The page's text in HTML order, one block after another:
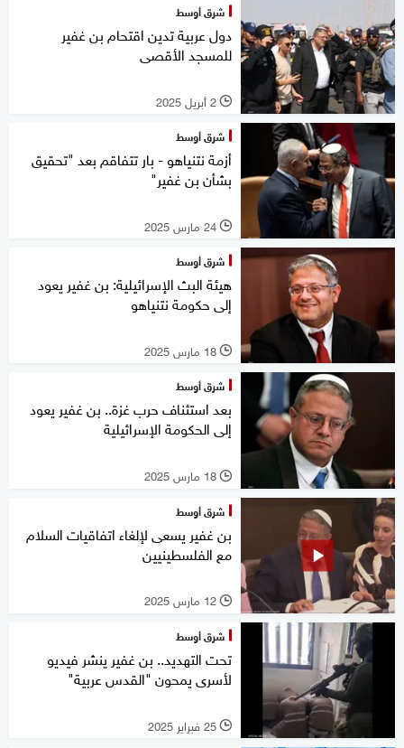
شرق أوسط
دول عربية تدين اقتحام بن غفير
للمسجد الأقصى
l 2 أبريل 2025
شرق أوسط
أزمة نتنياهو - بار تتفاقم بعد "تحقيق
بشأن بن غفير"
l 24 مارس 2025
شرق أوسط
هيئة البث الإسرائيلية: بن غفير يعود
إلى حكومة نتنياهو
l 18 مارس 2025
شرق أوسط
بعد استئناف حرب غزة.. بن غفير يعود
إلى الحكومة الإسرائيلية
l 18 مارس 2025
شرق أوسط
بن غفير يسعى لإلغاء اتفاقيات السلام
مع الفلسطينيين
l 12 مارس 2025
شرق أوسط
تحت التهديد.. بن غفير ينشر فيديو
لأسرى يمحون "القدس عربية"
l 25 فبراير 2025